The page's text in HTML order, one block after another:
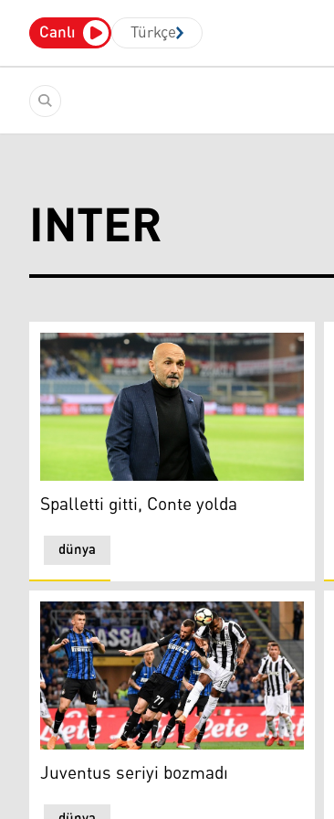
Canlı Türkçe
INTER
Spalletti gitti, Conte yolda
dünya
Spalletti gitti, Conte yolda
Juventus seriyi bozmadı
Juventus seriyi bozmadı